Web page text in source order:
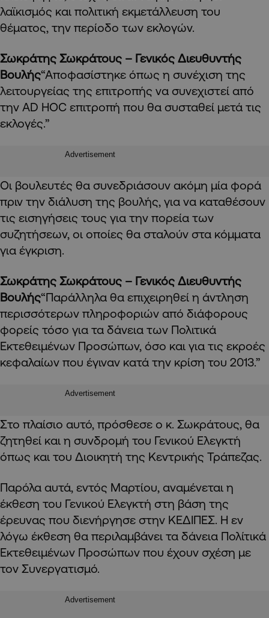
λαϊκισμός και πολιτική εκμετάλλευση του
θέματος, την περίοδο των εκλογών.
Σωκράτης Σωκράτους – Γενικός Διευθυντής
Βουλής“Αποφασίστηκε όπως η συνέχιση της
λειτουργείας της επιτροπής να συνεχιστεί από
την AD HOC επιτροπή που θα συσταθεί μετά τις
εκλογές.”
Advertisement
Οι βουλευτές θα συνεδριάσουν ακόμη μία φορά
πριν την διάλυση της βουλής, για να καταθέσουν
τις εισηγήσεις τους για την πορεία των
συζητήσεων, οι οποίες θα σταλούν στα κόμματα
για έγκριση.
Σωκράτης Σωκράτους – Γενικός Διευθυντής
Βουλής“Παράλληλα θα επιχειρηθεί η άντληση
περισσότερων πληροφοριών από διάφορους
φορείς τόσο για τα δάνεια των Πολιτικά
Εκτεθειμένων Προσώπων, όσο και για τις εκροές
κεφαλαίων που έγιναν κατά την κρίση του 2013.”
Advertisement
Στο πλαίσιο αυτό, πρόσθεσε ο κ. Σωκράτους, θα
ζητηθεί και η συνδρομή του Γενικού Ελεγκτή
όπως και του Διοικητή της Κεντρικής Τράπεζας.
Παρόλα αυτά, εντός Μαρτίου, αναμένεται η
έκθεση του Γενικού Ελεγκτή στη βάση της
έρευνας που διενήργησε στην ΚΕΔΙΠΕΣ. Η εν
λόγω έκθεση θα περιλαμβάνει τα δάνεια Πολίτικά
Εκτεθειμένων Προσώπων που έχουν σχέση με
τον Συνεργατισμό.
Advertisement